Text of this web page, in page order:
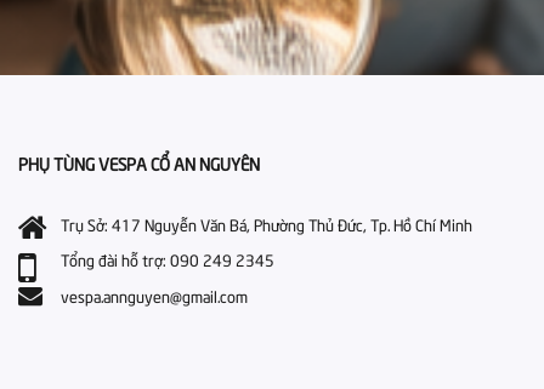
PHỤ TÙNG VESPA CỔ AN NGUYÊN
Trụ Sở: 417 Nguyễn Văn Bá, Phường Thủ Đức, Tp. Hồ Chí Minh
Tổng đài hỗ trợ: 090 249 2345
vespa.annguyen@gmail.com